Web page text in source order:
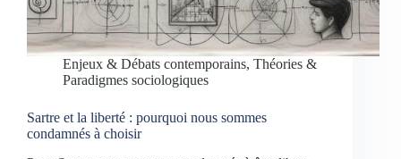
Enjeux & Débats contemporains, Théories &
Paradigmes sociologiques
Sartre et la liberté : pourquoi nous sommes
condamnés à choisir